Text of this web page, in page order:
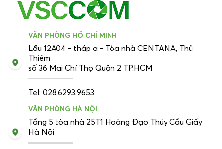
VĂN PHÒNG HỒ CHÍ MINH
Lầu 12A04 - tháp a - Tòa nhà CENTANA, Thủ
Thiêm
số 36 Mai Chí Thọ Quận 2 TP.HCM
Tel: 028.6293.9653
VĂN PHÒNG HÀ NỘI
Tầng 5 tòa nhà 25T1 Hoàng Đạo Thúy Cầu Giấy
Hà Nội